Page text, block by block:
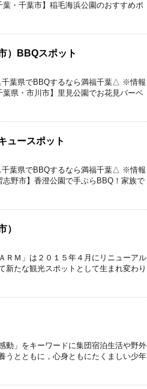
・千葉市】稲毛海浜公園のおすすめポ
）BBQスポット
葉県でBBQするなら満福千葉△ ※情報
県・市川市】里見公園でお花見バーベ
ュースポット
葉県でBBQするなら満福千葉△ ※情報
野市】香澄公園で手ぶらBBQ！家族で
）
Ｍ」は２０１５年４月にリニューアル
新たな観光スポットとして生まれ変わり
動」をキーワードに集団宿泊生活や野外
うとともに，心身ともにたくましい少年